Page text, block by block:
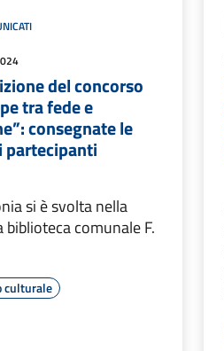
del concorso
tra fede e
consegnate le
partecipanti
si è svolta nella
biblioteca comunale F.
culturale